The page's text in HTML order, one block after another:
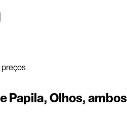
preços
Papila, Olhos, ambos